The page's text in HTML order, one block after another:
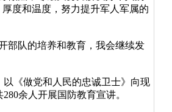
度和温度，努力提升军人军属的
队的培养和教育，我会继续发
《做党和人民的忠诚卫士》向现
余人开展国防教育宣讲。